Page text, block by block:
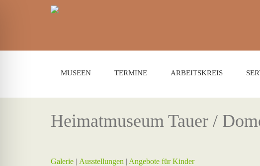
MUSEEN TERMINE ARBEITSKREIS
Heimatmuseum Tauer /
Galerie | Ausstellungen | Angebote für Kinder